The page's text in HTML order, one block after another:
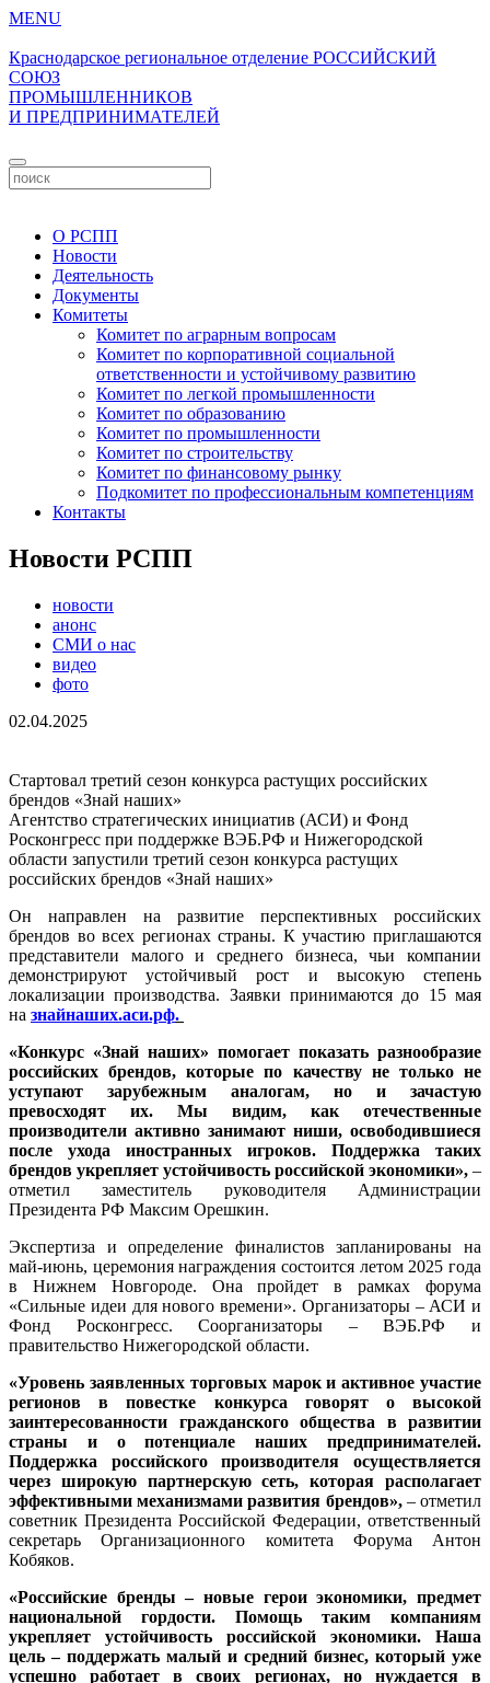
MENU
Краснодарское региональное отделение РОССИЙСКИЙ
СОЮЗ
ПРОМЫШЛЕННИКОВ
И ПРЕДПРИНИМАТЕЛЕЙ
О РСПП
Новости
Деятельность
Документы
Комитеты
Комитет по аграрным вопросам
Комитет по корпоративной социальной
ответственности и устойчивому развитию
Комитет по легкой промышленности
Комитет по образованию
Комитет по промышленности
Комитет по строительству
Комитет по финансовому рынку
Подкомитет по профессиональным компетенциям
Контакты
Новости РСПП
новости
анонс
СМИ о нас
видео
фото
02.04.2025
Стартовал третий сезон конкурса растущих российских
брендов «Знай наших»
Агентство стратегических инициатив (АСИ) и Фонд
Росконгресс при поддержке ВЭБ.РФ и Нижегородской
области запустили третий сезон конкурса растущих
российских брендов «Знай наших»
Он направлен на развитие перспективных российских
брендов во всех регионах страны. К участию приглашаются
представители малого и среднего бизнеса, чьи компании
демонстрируют устойчивый рост и высокую степень
локализации производства. Заявки принимаются до 15 мая
на знайнаших.аси.рф.
«Конкурс «Знай наших» помогает показать разнообразие
российских брендов, которые по качеству не только не
уступают зарубежным аналогам, но и зачастую
превосходят их. Мы видим, как отечественные
производители активно занимают ниши, освободившиеся
после ухода иностранных игроков. Поддержка таких
брендов укрепляет устойчивость российской экономики», –
отметил заместитель руководителя Администрации
Президента РФ Максим Орешкин.
Экспертиза и определение финалистов запланированы на
май-июнь, церемония награждения состоится летом 2025 года
в Нижнем Новгороде. Она пройдет в рамках форума
«Сильные идеи для нового времени». Организаторы – АСИ и
Фонд Росконгресс. Соорганизаторы – ВЭБ.РФ и
правительство Нижегородской области.
«Уровень заявленных торговых марок и активное участие
регионов в повестке конкурса говорят о высокой
заинтересованности гражданского общества в развитии
страны и о потенциале наших предпринимателей.
Поддержка российского производителя осуществляется
через широкую партнерскую сеть, которая располагает
эффективными механизмами развития брендов»,– отметил
советник Президента Российской Федерации, ответственный
секретарь Организационного комитета Форума Антон
Кобяков.
«Российские бренды – новые герои экономики, предмет
национальной гордости. Помощь таким компаниям
укрепляет устойчивость российской экономики. Наша
цель – поддержать малый и средний бизнес, который уже
успешно работает в своих регионах, но нуждается в